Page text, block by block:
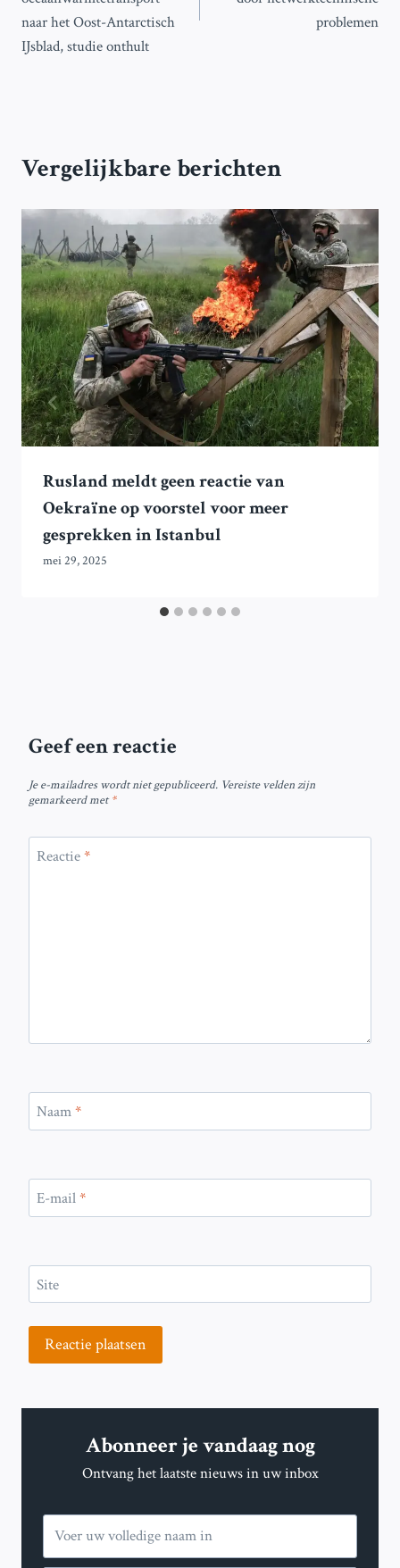
naar het Oost-Antarctisch
IJsblad, studie onthult
problemen
Vergelijkbare berichten
Rusland meldt geen reactie van
Oekraïne op voorstel voor meer
gesprekken in Istanbul
mei 29, 2025
Geef een reactie
Je e-mailadres wordt niet gepubliceerd. Vereiste velden zijn
gemarkeerd met*
Reactie*
Naam*
E-mail*
Site
Abonneer je vandaag nog
Ontvang het laatste nieuws in uw inbox